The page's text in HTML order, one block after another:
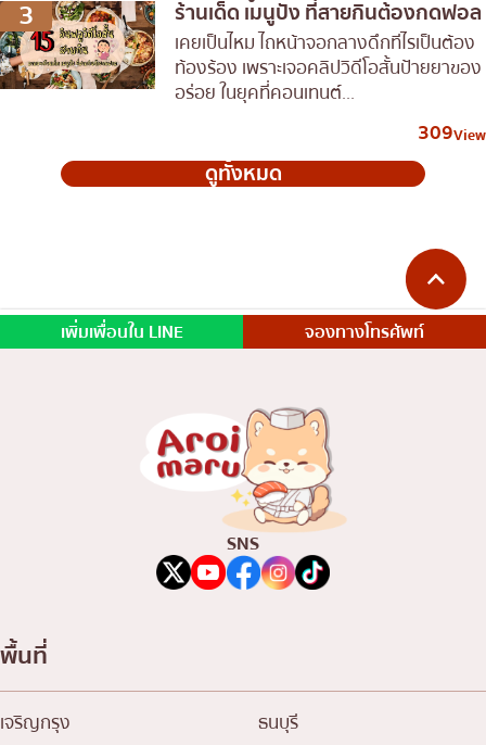
3 ร้านเด็ด เมนูปัง ที่สายกินต้องกดฟอล
เคยเป็นไหม ไถหน้าจอกลางดึกทีไรเป็นต้อง
ท้องร้อง เพราะเจอคลิปวิดีโอสั้นป้ายยาของ
อร่อย ในยุคที่คอนเทนต์...
309View
ดูทั้งหมด
เพิ่มเพื่อนใน LINE จองทางโทรศัพท์
SNS
พื้นที่
เจริญกรุง
ธนบุรี